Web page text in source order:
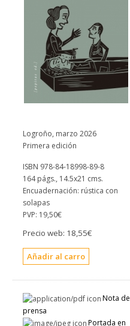
Logroño, marzo 2026
Primera edición
ISBN 978-84-18998-89-8
164 págs., 14.5x21 cms.
Encuadernación: rústica con
solapas
PVP: 19,50€
Precio web: 18,55€
Nota de
prensa
Portada en